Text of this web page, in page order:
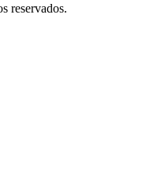
reservados.